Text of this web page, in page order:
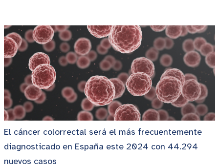
El cáncer colorrectal será el más frecuentemente
diagnosticado en España este 2024 con 44.294
nuevos casos